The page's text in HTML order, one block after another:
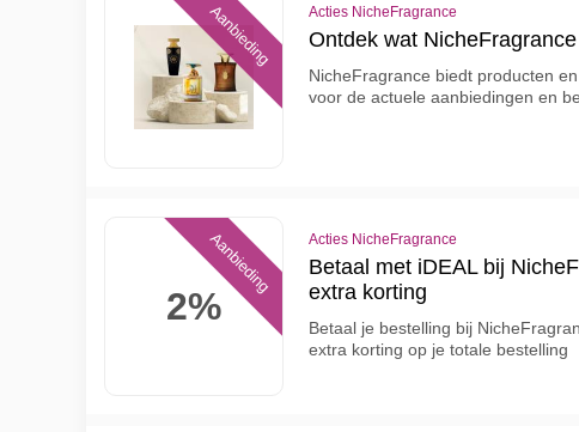
Aanbieding Acties NicheFragrance
Ontdek wat
NicheFragrance biedt producten
voor de actuele aanbiedingen en
2%
Aanbieding Acties NicheFragrance
Betaal met iDEAL bij
extra korting
Betaal je bestelling bij
extra korting op je totale bestelling